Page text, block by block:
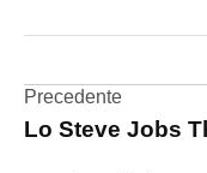
Store
videogame
Precedente
Lo Steve Jobs